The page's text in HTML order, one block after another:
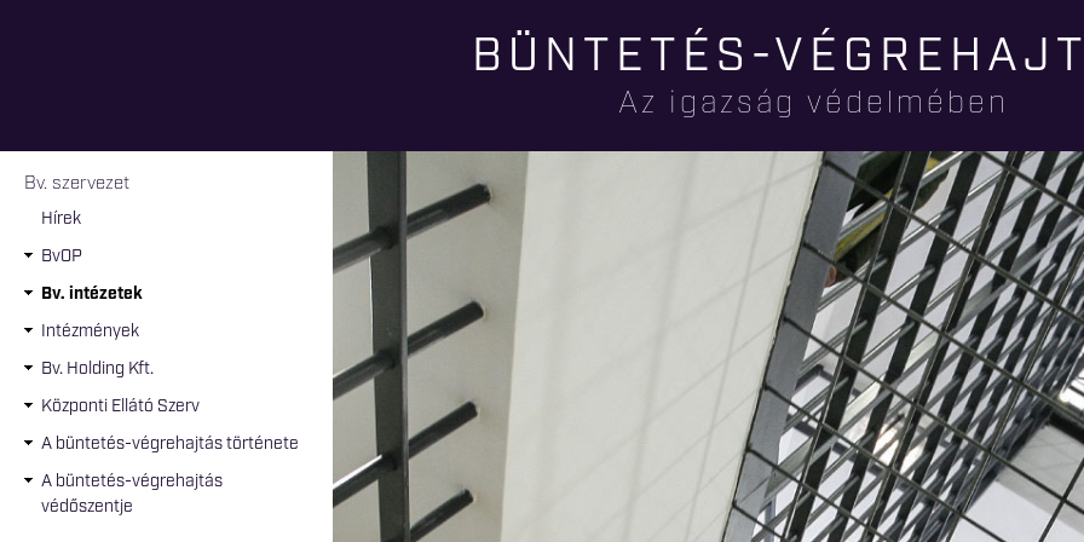
tartalomra
BÜNTETÉS-
Az igazság védelmében
Jelenlegi hely
Bv. szervezet
Hírek
BvOP
Bv. intézetek
Intézmények
Bv. Holding Kft.
Központi Ellátó Szerv
A büntetés-végrehajtás története
A büntetés-végrehajtás
védőszentje